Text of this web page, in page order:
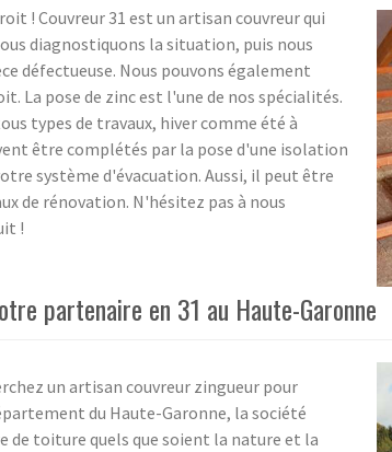
! Couvreur 31 est un artisan couvreur qui
diagnostiquons la situation, puis nous
défectueuse. Nous pouvons également
La pose de zinc est l'une de nos spécialités.
types de travaux, hiver comme été à
être complétés par la pose d'une isolation
système d'évacuation. Aussi, il peut être
de rénovation. N'hésitez pas à nous
!
partenaire en 31 au Haute-Garonne
un artisan couvreur zingueur pour
du Haute-Garonne, la société
de toiture quels que soient la nature et la